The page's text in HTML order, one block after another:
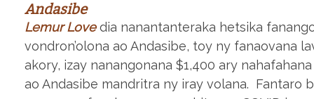
Andasibe
Lemur Love dia nanantanteraka hetsika
vondron’olona ao Andasibe, toy ny fanaovana
akory, izay nanangonana $1,400 ary
ao Andasibe mandritra ny iray volana. Fantaro